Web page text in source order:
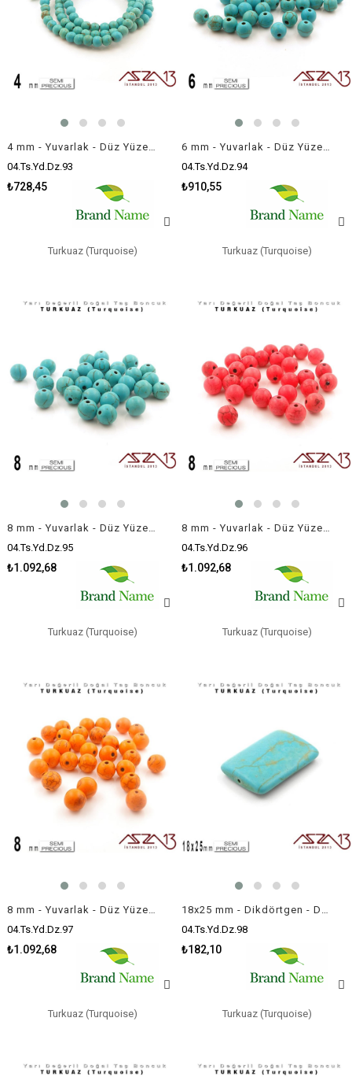
04.Ts.Yd.Dz.93
₺728,45
04.Ts.Yd.Dz.94
₺910,55
Turkuaz (Turquoise)
8 mm - Yuvarlak - Düz Yüzey - Mavi Turkuaz (Turquoise) / 30 Adet
04.Ts.Yd.Dz.95
₺1.092,68
Turkuaz (Turquoise)
8 mm - Yuvarlak - Düz Yüzey - Pembe Turkuaz (Turquoise) / 30 Adet
04.Ts.Yd.Dz.96
₺1.092,68
Turkuaz (Turquoise)
04.Ts.Yd.Dz.97
₺1.092,68
Turkuaz (Turquoise)
04.Ts.Yd.Dz.98
₺182,10
Turkuaz (Turquoise) Turkuaz (Turquoise)